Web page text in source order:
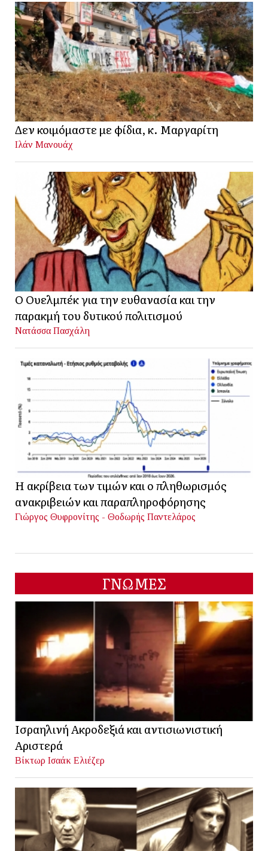
Δεν κοιμόμαστε με φίδια, κ. Μαργαρίτη
Ιλάν Μανουάχ
Ο Ουελμπέκ για την ευθανασία και την
παρακμή του δυτικού πολιτισμού
Νατάσσα Πασχάλη
Η ακρίβεια των τιμών και ο πληθωρισμός
ανακριβειών και παραπληροφόρησης
Γιώργος Θυφρονίτης - Θοδωρής Παντελάρος
ΓΝΩΜΕΣ
Ισραηλινή Ακροδεξιά και αντισιωνιστική
Αριστερά
Βίκτωρ Ισαάκ Ελιέζερ